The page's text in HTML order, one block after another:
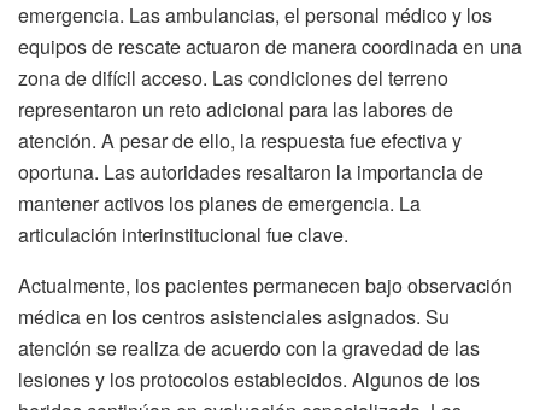
emergencia. Las ambulancias, el personal médico y los
equipos de rescate actuaron de manera coordinada en una
zona de difícil acceso. Las condiciones del terreno
representaron un reto adicional para las labores de
atención. A pesar de ello, la respuesta fue efectiva y
oportuna. Las autoridades resaltaron la importancia de
mantener activos los planes de emergencia. La
articulación interinstitucional fue clave.
Actualmente, los pacientes permanecen bajo observación
médica en los centros asistenciales asignados. Su
atención se realiza de acuerdo con la gravedad de las
lesiones y los protocolos establecidos. Algunos de los